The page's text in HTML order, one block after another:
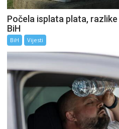
Počela isplata plata,
BiH
BiH Vijesti